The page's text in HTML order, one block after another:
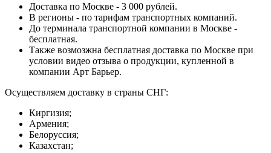
Доставка по Москве - 3 000 рублей.
В регионы - по тарифам транспортных компаний.
До терминала транспортной компании в Москве -
бесплатная.
Также возмозжна бесплатная доставка по Москве при
условии видео отзыва о продукции, купленной в
компании Арт Барьер.
Осуществляем доставку в страны СНГ:
Киргизия;
Армения;
Белоруссия;
Казахстан;